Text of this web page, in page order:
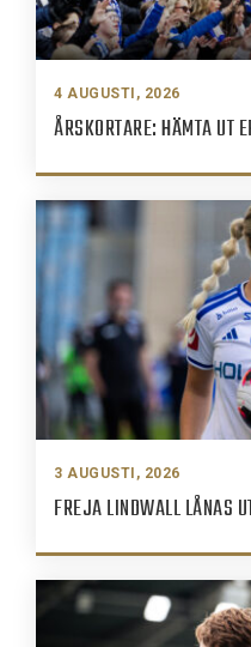
4 AUGUSTI, 2026
ÅRSKORTARE: HÄMTA UT
3 AUGUSTI, 2026
FREJA LINDWALL LÅNAS